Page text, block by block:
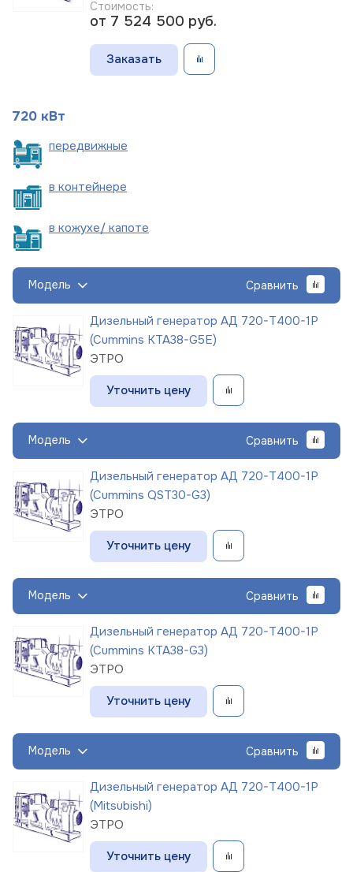
Стоимость:
от 7 524 500 руб.
Заказать
720 кВт
передвижные
в контейнере
в кожухе/ капоте
Модель Сравнить
Дизельный генератор АД 720-Т400-1Р
(Cummins KTA38-G5E)
ЭТРО
Уточнить цену
Модель Сравнить
Дизельный генератор АД 720-Т400-1Р
(Cummins QST30-G3)
ЭТРО
Уточнить цену
Модель Сравнить
Дизельный генератор АД 720-Т400-1Р
(Cummins KTA38-G3)
ЭТРО
Уточнить цену
Модель Сравнить
Дизельный генератор АД 720-Т400-1Р
(Mitsubishi)
ЭТРО
Уточнить цену